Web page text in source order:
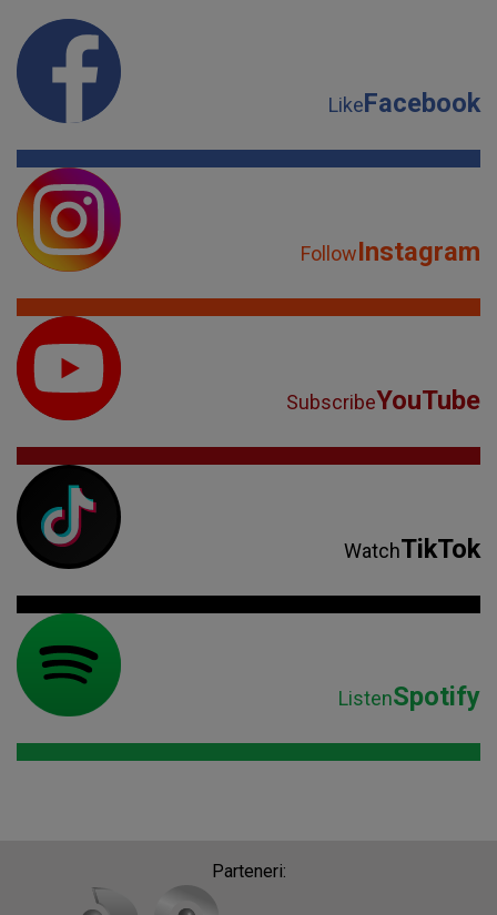
LikeFacebook
FollowInstagram
SubscribeYouTube
WatchTikTok
ListenSpotify
Parteneri: